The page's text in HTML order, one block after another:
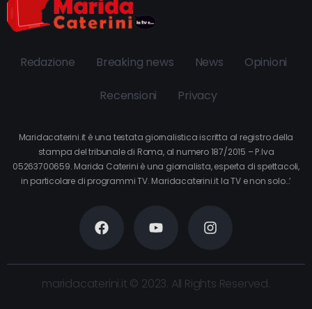
Redazione Breaking news News Opinioni
Recensioni Privacy
Maridacaterini.it è una testata giornalistica iscritta al registro della
stampa del tribunale di Roma, al numero 187/2015 – P.Iva
05263700659. Marida Caterini è una giornalista, esperta di spettacoli,
in particolare di programmi TV. Maridacaterini.it la TV e non solo…’
maridacaterini.it © 2023. All Rights Reserved.